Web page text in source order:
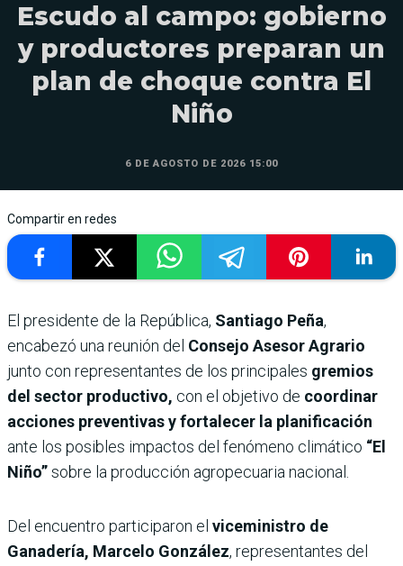
Escudo al campo: gobierno
y productores preparan un
plan de choque contra El
Niño
6 DE AGOSTO DE 2026 15:00
Compartir en redes
El presidente de la República, Santiago Peña,
encabezó una reunión del Consejo Asesor Agrario
junto con representantes de los principales gremios
del sector productivo, con el objetivo de coordinar
acciones preventivas y fortalecer la planificación
ante los posibles impactos del fenómeno climático “El
Niño”sobre la producción agropecuaria nacional.
Del encuentro participaron el viceministro de
Ganadería, Marcelo González, representantes del